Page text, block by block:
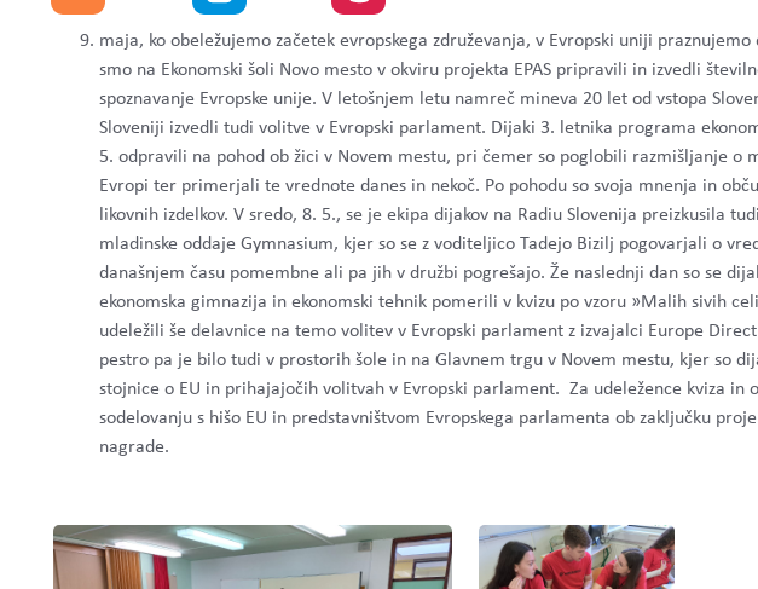
maja, ko obeležujemo začetek evropskega združevanja, v Evropski uniji
smo na Ekonomski šoli Novo mesto v okviru projekta EPAS pripravili in izvedli
spoznavanje Evropske unije. V letošnjem letu namreč mineva 20 let od vstopa
Sloveniji izvedli tudi volitve v Evropski parlament. Dijaki 3. letnika programa
5. odpravili na pohod ob žici v Novem mestu, pri čemer so poglobili razmišljanje o
Evropi ter primerjali te vrednote danes in nekoč. Po pohodu so svoja mnenja in
likovnih izdelkov. V sredo, 8. 5., se je ekipa dijakov na Radiu Slovenija preizkusila
mladinske oddaje Gymnasium, kjer so se z voditeljico Tadejo Bizilj pogovarjali o
današnjem času pomembne ali pa jih v družbi pogrešajo. Že naslednji dan so se
ekonomska gimnazija in ekonomski tehnik pomerili v kvizu po vzoru »Malih sivih
udeležili še delavnice na temo volitev v Evropski parlament z izvajalci Europe
pestro pa je bilo tudi v prostorih šole in na Glavnem trgu v Novem mestu, kjer so
stojnice o EU in prihajajočih volitvah v Evropski parlament. Za udeležence kviza in
sodelovanju s hišo EU in predstavništvom Evropskega parlamenta ob zaključku
nagrade.